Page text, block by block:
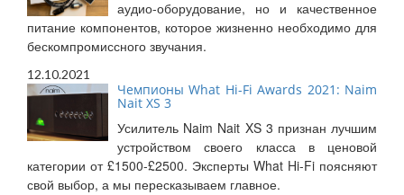
аудио-оборудование, но и качественное
питание компонентов, которое жизненно необходимо для
бескомпромиссного звучания.
12.10.2021
Чемпионы What Hi-Fi Awards 2021: Naim
Nait XS 3
Усилитель Naim Nait XS 3 признан лучшим
устройством своего класса в ценовой
категории от £1500-£2500. Эксперты What Hi-Fi поясняют
свой выбор, а мы пересказываем главное.